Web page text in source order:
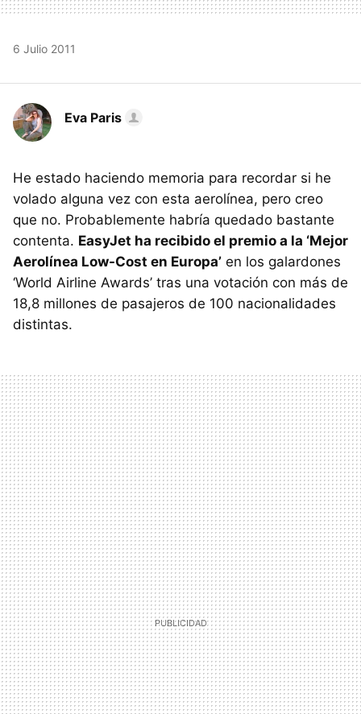
6 Julio 2011
Eva Paris
He estado haciendo memoria para recordar si he
volado alguna vez con esta aerolínea, pero creo
que no. Probablemente habría quedado bastante
contenta. EasyJet ha recibido el premio a la ‘Mejor
Aerolínea Low-Cost en Europa’ en los galardones
‘World Airline Awards’ tras una votación con más de
18,8 millones de pasajeros de 100 nacionalidades
distintas.